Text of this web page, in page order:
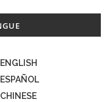
ENGLISH
ESPAÑOL
CHINESE